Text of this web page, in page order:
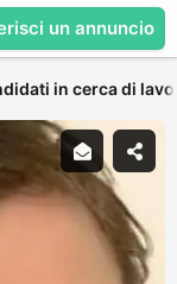
un annuncio
in cerca di